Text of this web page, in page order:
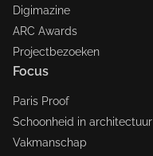
Digimazine
ARC Awards
Projectbezoeken
Focus
Paris Proof
Schoonheid in architectuur
Vakmanschap